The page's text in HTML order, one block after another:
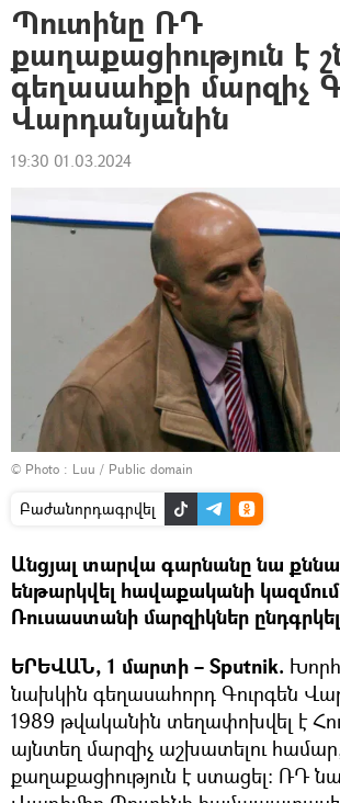
Պուտինը ՌԴ
քաղաքացիություն է
գեղասահքի մարզիչ
Վարդանյանին
19:30 01.03.2024
© Photo : Luu / Public domain
Բաժանորդագրվել
Անցյալ տարվա գարնանը նա
ենթարկվել հավաքականի
Ռուսաստանի մարզիկներ
ԵՐԵՎԱՆ, 1 մարտի – Sputnik.
նախկին գեղասահորդ Գուրգեն
1989 թվականին տեղափոխվել է
այնտեղ մարզիչ աշխատելու
քաղաքացիություն է ստացել: ՌԴ